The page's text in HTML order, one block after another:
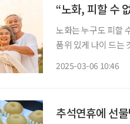
“노화, 피할 수
노화는 누구도 피할
품위 있게 나이 드는
2025-03-06 10:46
추석연휴에 선